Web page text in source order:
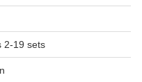
2-19 sets